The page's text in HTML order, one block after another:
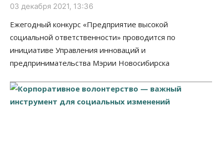
03 декабря 2021, 13:36
Ежегодный конкурс «Предприятие высокой
социальной ответственности» проводится по
инициативе Управления инноваций и
предпринимательства Мэрии Новосибирска